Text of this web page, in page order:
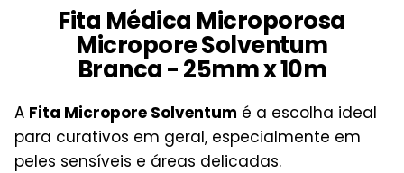
Fita Médica Microporosa
Micropore Solventum
Branca - 25mm x 10m
A Fita Micropore Solventum é a escolha ideal
para curativos em geral, especialmente em
peles sensíveis e áreas delicadas.